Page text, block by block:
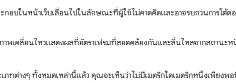
กอบในหน้าเว็บเลื่อนไปในลักษณะที่ผู้ใช้ไม่คาดคิดและอาจรบกวนการโต้ต
พเคลื่อนไหวแสดงผลที่อัตราเฟรมที่สอดคล้องกันและลื่นไหลจากสถานะห
ภทต่างๆ ทั้งหมดเหล่านี้แล้ว คุณจะเห็นว่าไม่มีเมตริกใดเมตริกหนึ่งเพียงพ